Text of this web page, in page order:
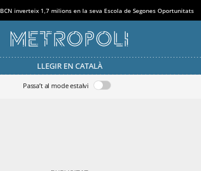
BCN inverteix 1,7 milions en la seva Escola de Segones Oportunitats
LLEGIR EN CATALÀ
Passa’t al mode estalvi